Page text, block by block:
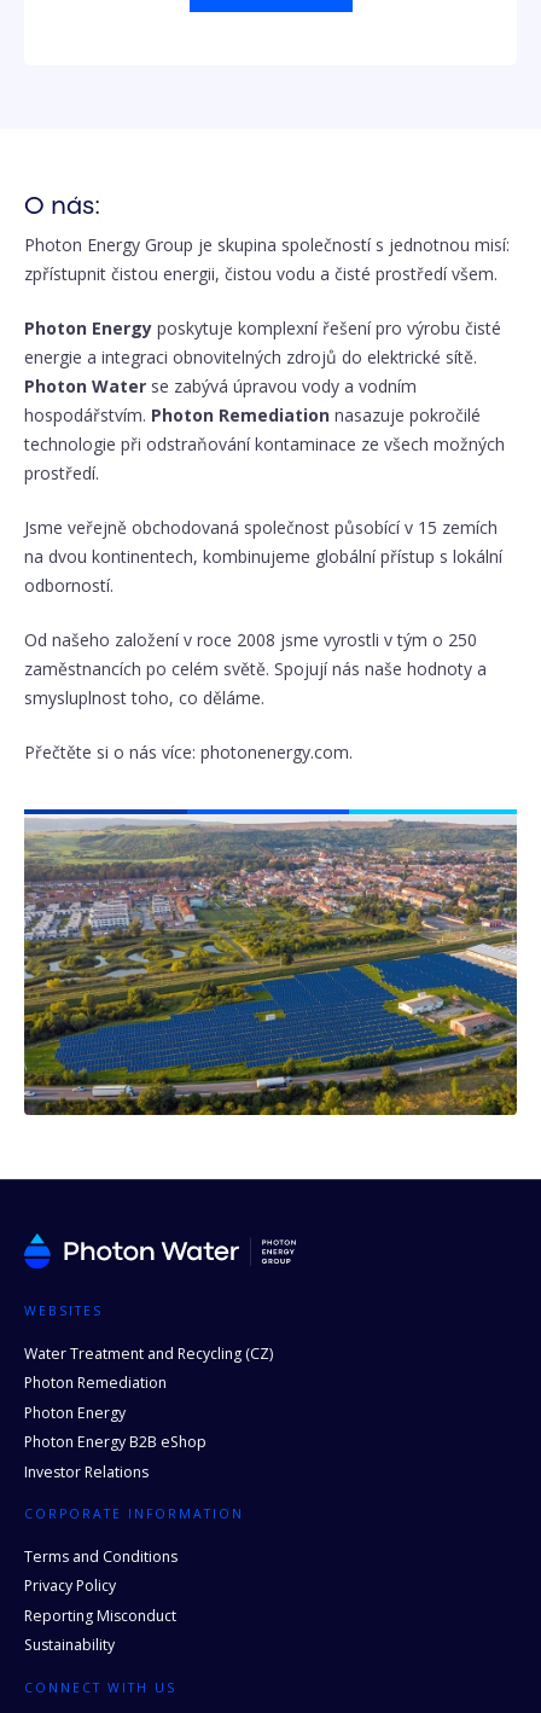
O nás:
Photon Energy Group je skupina společností s jednotnou misí:
zpřístupnit čistou energii, čistou vodu a čisté prostředí všem.
Photon Energy poskytuje komplexní řešení pro výrobu čisté
energie a integraci obnovitelných zdrojů do elektrické sítě.
Photon Water se zabývá úpravou vody a vodním
hospodářstvím. Photon Remediation nasazuje pokročilé
technologie při odstraňování kontaminace ze všech možných
prostředí.
Jsme veřejně obchodovaná společnost působící v 15 zemích
na dvou kontinentech, kombinujeme globální přístup s lokální
odborností.
Od našeho založení v roce 2008 jsme vyrostli v tým o 250
zaměstnancích po celém světě. Spojují nás naše hodnoty a
smysluplnost toho, co děláme.
Přečtěte si o nás více: photonenergy.com.
WEBSITES
Water Treatment and Recycling (CZ)
Photon Remediation
Photon Energy
Photon Energy B2B eShop
Investor Relations
CORPORATE INFORMATION
Terms and Conditions
Privacy Policy
Reporting Misconduct
Sustainability
CONNECT WITH US